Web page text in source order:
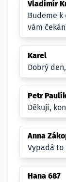
Vladimír
Budeme
vám
Karel
Dobrý
Petr
Děkuji,
Anna
Vypadá to
Hana 687